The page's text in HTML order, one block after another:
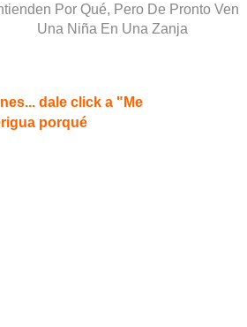
Por Qué, Pero De Pronto Ven
Una Niña En Una Zanja
dale click a "Me
porqué